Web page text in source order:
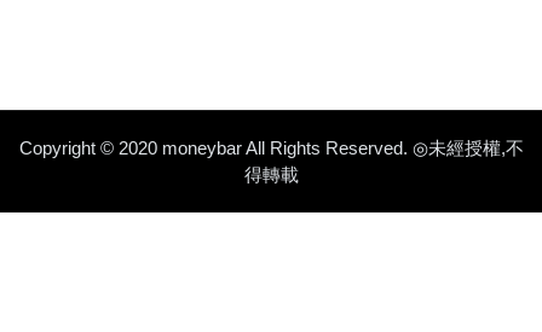
Copyright © 2020 moneybar All Rights Reserved. ◎未經授權,不
得轉載